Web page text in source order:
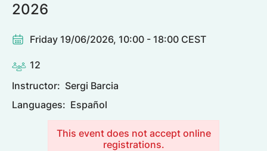
2026
Friday 19/06/2026, 10:00 - 18:00 CEST
12
Instructor: Sergi Barcia
Languages: Español
This event does not accept online
registrations.